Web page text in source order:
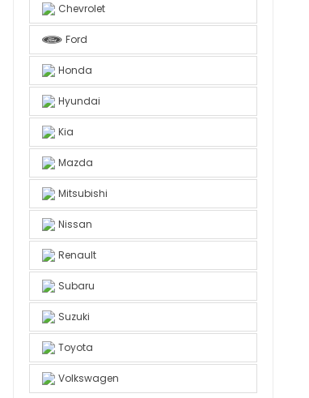
Chevrolet
Ford
Honda
Hyundai
Kia
Mazda
Mitsubishi
Nissan
Renault
Subaru
Suzuki
Toyota
Volkswagen